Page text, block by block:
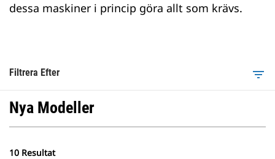
dessa maskiner i princip göra allt som krävs.
Filtrera Efter filter_list
Nya Modeller
10 Resultat